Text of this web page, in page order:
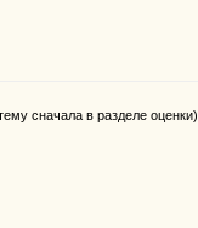
сначала в разделе оценки)